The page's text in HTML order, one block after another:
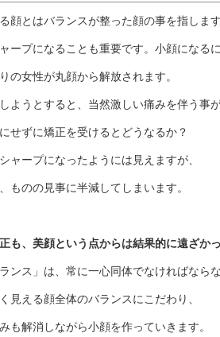
顔とはバランスが整った顔の事を指します
ープになることも重要です。小顔になる
の女性が丸顔から解放されます。
ようとすると、当然激しい痛みを伴う事
せずに矯正を受けるとどうなるか？
ャープになったようには見えますが、
ものの見事に半減してしまいます。
も、美顔という点からは結果的に遠ざか
ンス」は、常に一心同体でなければなら
見える顔全体のバランスにこだわり、
も解消しながら小顔を作っていきます。